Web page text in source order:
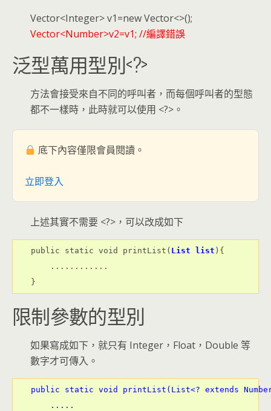
Vector<Integer> v1=new Vector<>();
Vector<Number>v2=v1; //編譯錯誤
泛型萬用型別<?>
方法會接受來自不同的呼叫者，而每個呼叫者的型態
都不一樣時，此時就可以使用 <?>。
底下內容僅限會員閱讀。
立即登入
上述其實不需要 <?>，可以改成如下
public static void printList( List list ){
    ............
}
限制參數的型別
如果寫成如下，就只有 Integer，Float，Double 等
數字才可傳入。
public static void printList(List<? extends
    .....